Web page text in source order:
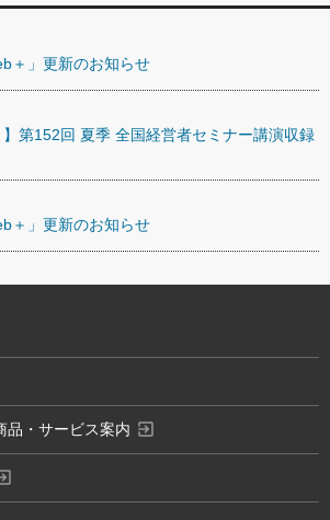
＋」更新のお知らせ
】第152回 夏季 全国経営者セミナー講演収録
＋」更新のお知らせ
品・サービス案内 exit_to_app